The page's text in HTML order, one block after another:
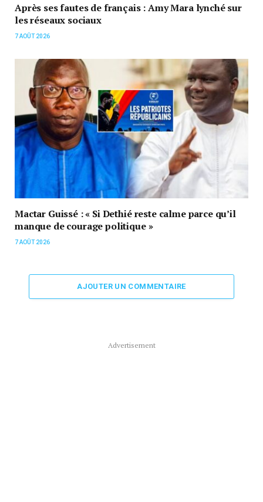
Après ses fautes de français : Amy Mara lynché sur
les réseaux sociaux
7 AOÛT 2026
Mactar Guissé : « Si Dethié reste calme parce qu’il
manque de courage politique »
7 AOÛT 2026
AJOUTER UN COMMENTAIRE
Advertisement